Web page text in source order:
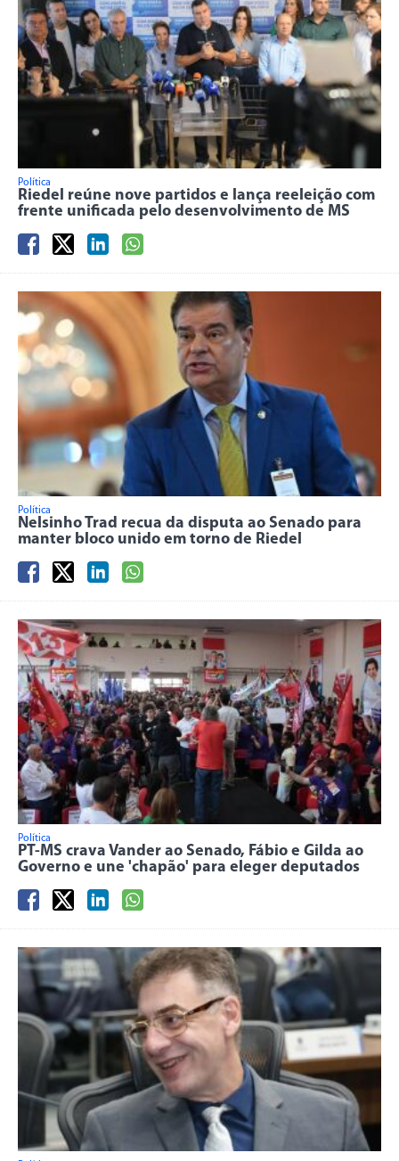
Política
Riedel reúne nove partidos e lança reeleição com
frente unificada pelo desenvolvimento de MS
Política
Nelsinho Trad recua da disputa ao Senado para
manter bloco unido em torno de Riedel
Política
PT-MS crava Vander ao Senado, Fábio e Gilda ao
Governo e une 'chapão' para eleger deputados